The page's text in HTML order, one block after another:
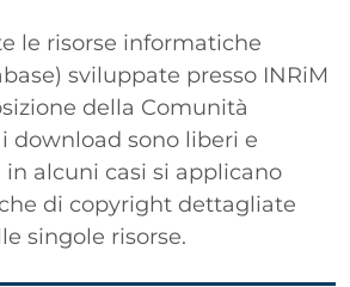
le risorse informatiche
sviluppate presso INRiM
della Comunità
download sono liberi e
alcuni casi si applicano
di copyright dettagliate
singole risorse.